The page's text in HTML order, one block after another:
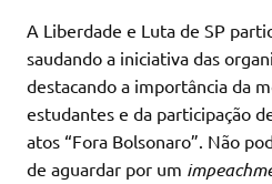
A Liberdade e Luta de SP
saudando a iniciativa das
destacando a importância da
estudantes e da participação
atos “Fora Bolsonaro”. Não
de aguardar por um